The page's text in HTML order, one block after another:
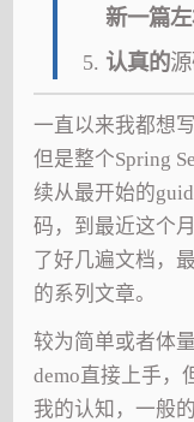
新一篇
认真的
一直以来我都想
但是整个Spring
续从最开始的
码，到最近这个
了好几遍文档，
的系列文章。
较为简单或者体
demo直接上手，
我的认知，一般